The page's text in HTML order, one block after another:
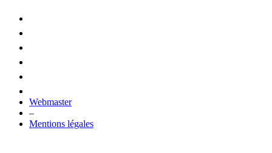
Webmaster
–
Mentions légales